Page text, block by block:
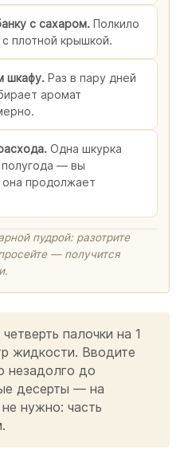
с сахаром. Полкило
плотной крышкой.
шкафу. Раз в пару дней
аромат
Одна шкурка
— вы
продолжает
пудрой: разотрите
— получится
палочки на 1
жидкости. Вводите
незадолго до
десерты — на
нужно: часть